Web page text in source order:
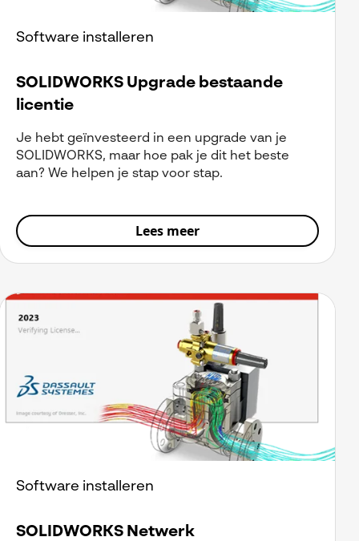
Software installeren
SOLIDWORKS Upgrade bestaande
licentie
Je hebt geïnvesteerd in een upgrade van je
SOLIDWORKS, maar hoe pak je dit het beste
aan? We helpen je stap voor stap.
Lees meer
Software installeren
SOLIDWORKS Netwerk